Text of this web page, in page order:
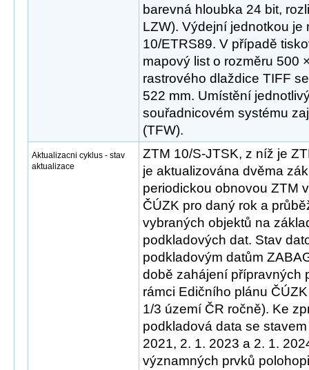
barevná hloubka 24 bit,
LZW). Výdejní jednotkou je
10/ETRS89. V případě
mapový list o rozměru 500
rastrového dlaždice TIFF
522 mm. Umístění
souřadnicovém systému
(TFW).
Aktualizacni cyklus - stav
aktualizace
ZTM 10/S-JTSK, z níž je
je aktualizována dvěma
periodickou obnovou ZTM
ČÚZK pro daný rok a
vybraných objektů na
podkladových dat. Stav
podkladovým datům
době zahájení přípravných
rámci Edičního plánu
1/3 území ČR ročně). Ke
podkladová data se
2021, 2. 1. 2023 a 2. 1.
významných prvků